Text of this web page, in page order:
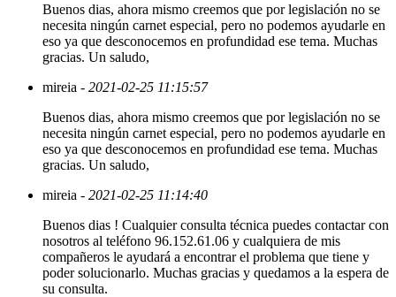
Buenos dias, ahora mismo creemos que por legislación no se
necesita ningún carnet especial, pero no podemos ayudarle en
eso ya que desconocemos en profundidad ese tema. Muchas
gracias. Un saludo,
mireia - 2021-02-25 11:15:57
Buenos dias, ahora mismo creemos que por legislación no se
necesita ningún carnet especial, pero no podemos ayudarle en
eso ya que desconocemos en profundidad ese tema. Muchas
gracias. Un saludo,
mireia - 2021-02-25 11:14:40
Buenos dias ! Cualquier consulta técnica puedes contactar con
nosotros al teléfono 96.152.61.06 y cualquiera de mis
compañeros le ayudará a encontrar el problema que tiene y
poder solucionarlo. Muchas gracias y quedamos a la espera de
su consulta.